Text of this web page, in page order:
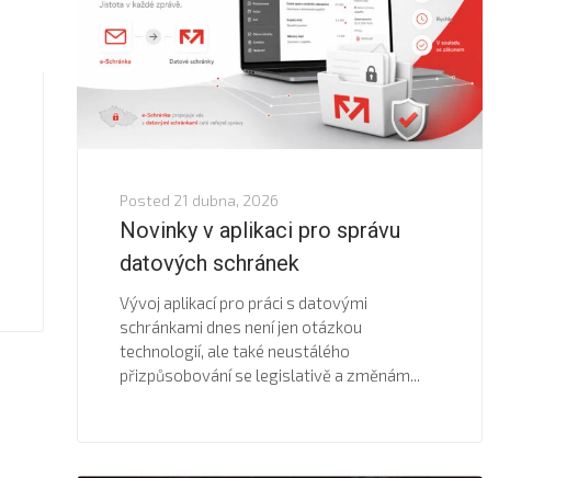
Posted 21 dubna, 2026
Novinky v aplikaci pro správu
datových schránek
Vývoj aplikací pro práci s datovými
schránkami dnes není jen otázkou
technologií, ale také neustálého
přizpůsobování se legislativě a změnám...